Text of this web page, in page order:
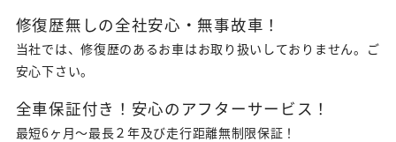
修復歴無しの全社安心・無事故車！
当社では、修復歴のあるお車はお取り扱いしておりません。ご
安心下さい。
全車保証付き！安心のアフターサービス！
最短6ヶ月～最長２年及び走行距離無制限保証！